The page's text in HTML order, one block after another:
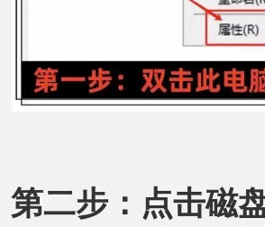
第二步：点击磁